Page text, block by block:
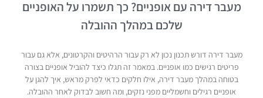
מעבר דירה עם אופניים? כך תשמרו על האופניים
שלכם במהלך ההובלה
מעבר דירה דורש תכנון נכון לא רק עבור הרהיטים והקרטונים, אלא גם עבור
פריטים רגישים כמו אופניים. במאמר זה תגלו כיצד להוביל אופניים בצורה
בטוחה במהלך מעבר דירה, אילו חלקים כדאי לפרק מראש, איך להגן על
אופניים רגילים וחשמליים מפני נזקים, ומה חשוב לבדוק לאחר ההובלה.